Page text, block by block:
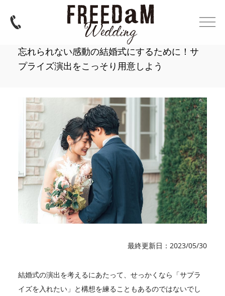
忘れられない感動の結婚式にするために！サ
プライズ演出をこっそり用意しよう
最終更新日：2023/05/30
結婚式の演出を考えるにあたって、せっかくなら「サプラ
イズを入れたい」と構想を練ることもあるのではないでし